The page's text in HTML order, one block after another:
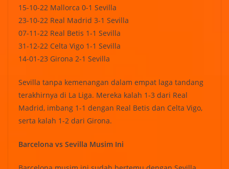
15-10-22 Mallorca 0-1 Sevilla
23-10-22 Real Madrid 3-1 Sevilla
07-11-22 Real Betis 1-1 Sevilla
31-12-22 Celta Vigo 1-1 Sevilla
14-01-23 Girona 2-1 Sevilla
Sevilla tanpa kemenangan dalam empat laga tandang
terakhirnya di La Liga. Mereka kalah 1-3 dari Real
Madrid, imbang 1-1 dengan Real Betis dan Celta Vigo,
serta kalah 1-2 dari Girona.
Barcelona vs Sevilla Musim Ini